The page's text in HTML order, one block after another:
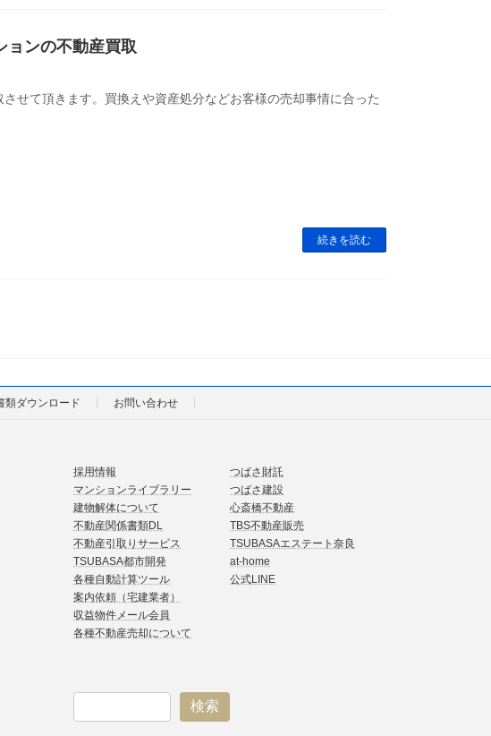
ョンの不動産買取
せて頂きます。買換えや資産処分などお客様の売却事情に合った
続きを読む
類ダウンロード お問い合わせ
採用情報
マンションライブラリー
建物解体について
不動産関係書類DL
不動産引取りサービス
TSUBASA都市開発
各種自動計算ツール
案内依頼（宅建業者）
収益物件メール会員
各種不動産売却について
つばさ財託
つばさ建設
心斎橋不動産
TBS不動産販売
TSUBASAエステート奈良
at-home
公式LINE
検索